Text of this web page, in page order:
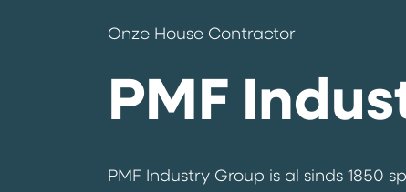
Onze House Contractor
PMF
PMF Industry Group is al sinds 1850